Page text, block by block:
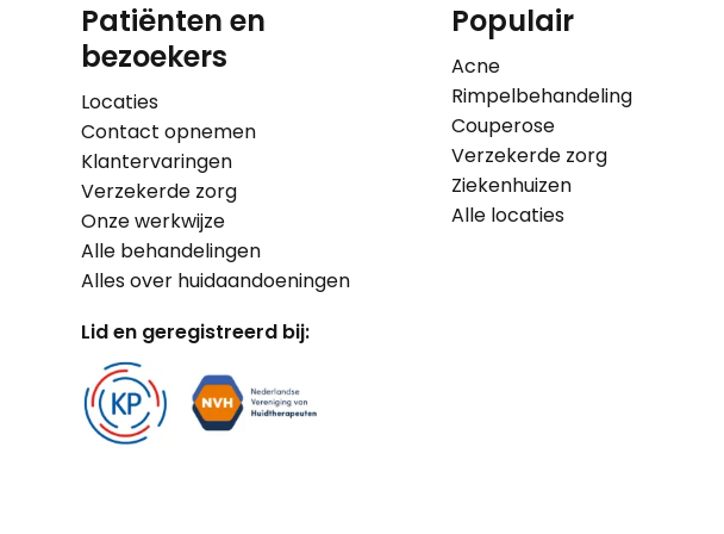
Patiënten en
bezoekers
Locaties
Contact opnemen
Klantervaringen
Verzekerde zorg
Onze werkwijze
Alle behandelingen
Alles over huidaandoeningen
Lid en geregistreerd bij:
Populair
Acne
Rimpelbehandeling
Couperose
Verzekerde zorg
Ziekenhuizen
Alle locaties